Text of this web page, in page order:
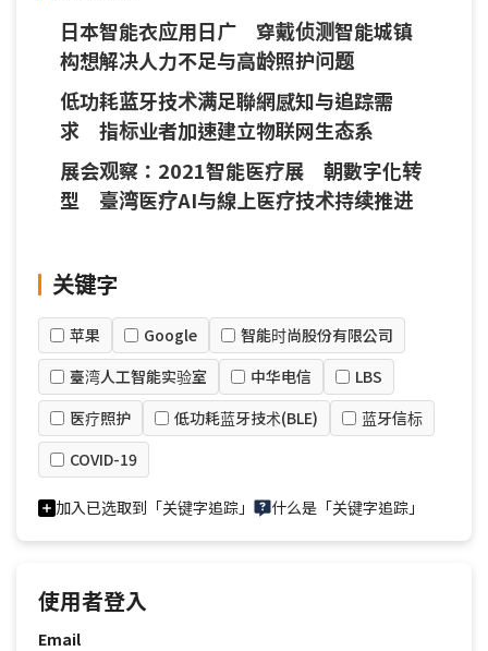
日本智能衣应用日广 穿戴侦测智能城镇
构想解决人力不足与高龄照护问题
低功耗蓝牙技术满足聯網感知与追踪需
求 指标业者加速建立物联网生态系
展会观察：2021智能医疗展 朝數字化转
型 臺湾医疗AI与線上医疗技术持续推进
关键字
苹果 Google
智能时尚股份有限公司
臺湾人工智能实验室
中华电信
LBS
医疗照护
低功耗蓝牙技术(BLE)
蓝牙信标
COVID-19
加入已选取到「关键字追踪」 什么是「关键字追踪」
使用者登入
Email